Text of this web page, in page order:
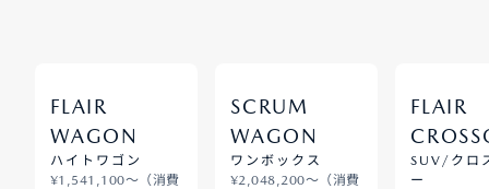
FLAIR
WAGON
ハイトワゴン
¥1,541,100〜（消費
SCRUM
WAGON
ワンボックス
¥2,048,200〜（消費
FLAIR
SUV/クロ
ー